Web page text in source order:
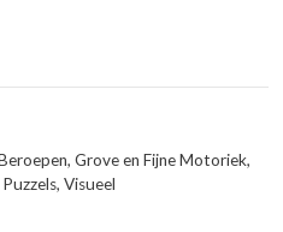
, Grove en Fijne Motoriek,
Puzzels, Visueel